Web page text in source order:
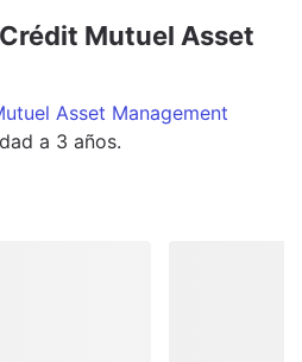
Mutuel Asset
Asset Management
a 3 años.